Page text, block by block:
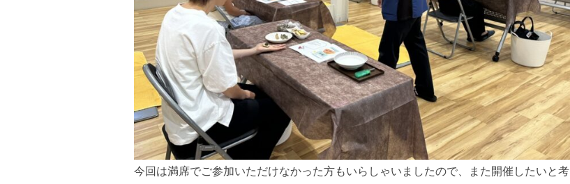
今回は満席でご参加いただけなかった方もいらしゃいましたので、また開催したいと考